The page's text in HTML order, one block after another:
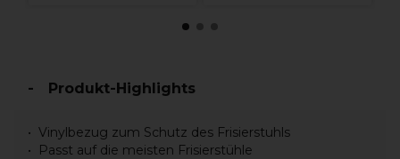
Produkt-Highlights
Vinylbezug zum Schutz des Frisierstuhls
Passt auf die meisten Frisierstühle